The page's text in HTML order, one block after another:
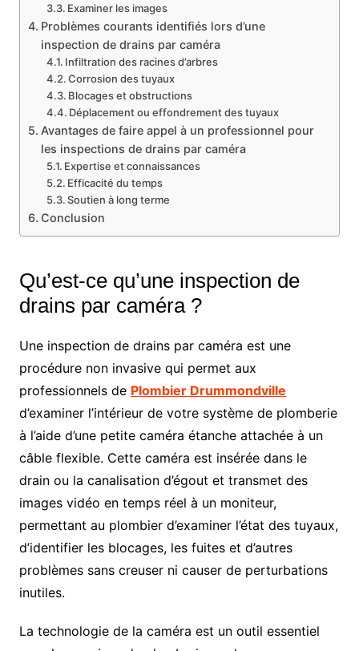
Examiner les images
Problèmes courants identifiés lors d’une
inspection de drains par caméra
Infiltration des racines d’arbres
Corrosion des tuyaux
Blocages et obstructions
Déplacement ou effondrement des tuyaux
Avantages de faire appel à un professionnel pour
les inspections de drains par caméra
Expertise et connaissances
Efficacité du temps
Soutien à long terme
Conclusion
Qu’est-ce qu’une inspection de
drains par caméra ?
Une inspection de drains par caméra est une
procédure non invasive qui permet aux
professionnels de Plombier Drummondville
d’examiner l’intérieur de votre système de plomberie
à l’aide d’une petite caméra étanche attachée à un
câble flexible. Cette caméra est insérée dans le
drain ou la canalisation d’égout et transmet des
images vidéo en temps réel à un moniteur,
permettant au plombier d’examiner l’état des tuyaux,
d’identifier les blocages, les fuites et d’autres
problèmes sans creuser ni causer de perturbations
inutiles.
La technologie de la caméra est un outil essentiel